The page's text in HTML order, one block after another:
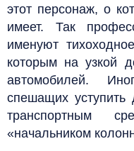
этот персонаж, о
имеет. Так
именуют
которым на узкой
автомобилей.
спешащих уступить
транспортным
«начальником